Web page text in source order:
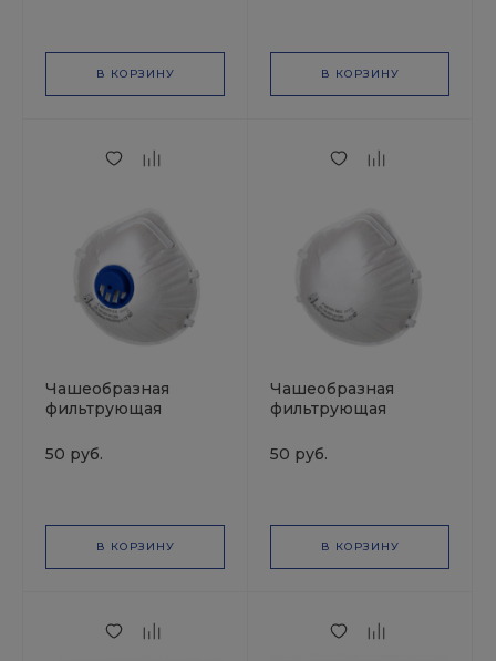
В КОРЗИНУ В КОРЗИНУ
Чашеобразная
фильтрующая
клапаном, FFP1, 4
ПДК, JETA Safety
50 руб.
В КОРЗИНУ
Чашеобразная
фильтрующая
клапана, FFP1, 4 ПДК,
JETA Safety
50 руб.
В КОРЗИНУ